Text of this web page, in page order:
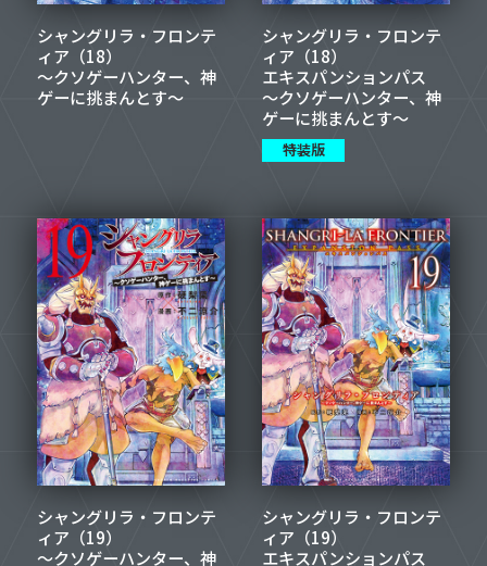
シャングリラ・フロンテ
ィア（18）
～クソゲーハンター、神
ゲーに挑まんとす～
シャングリラ・フロンテ
ィア（18）
エキスパンションパス
～クソゲーハンター、神
ゲーに挑まんとす～
特装版
シャングリラ・フロンテ
ィア（19）
～クソゲーハンター、神
シャングリラ・フロンテ
ィア（19）
エキスパンションパス